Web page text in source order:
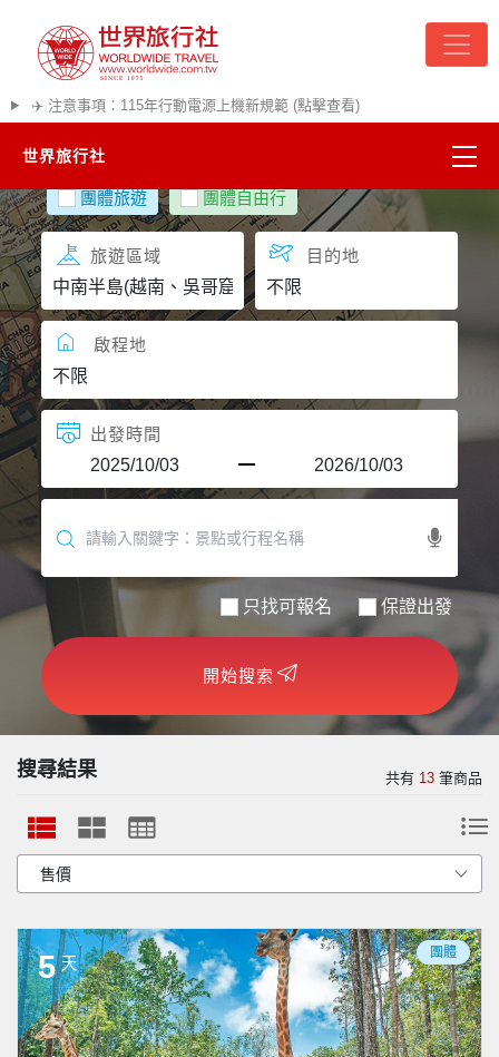
✈️ 注意事項：115年行動電源上機新規範 (點擊查看)
世界旅行社
精彩越南
熱門韓國
超夯日本
悠遊美加
遊輪河輪
世界臻旅
中東非洲
歐洲之旅
頂尖世界
二人成行
團體旅遊 團體自由行
旅遊區域 目的地
啟程地
出發時間
只找可報名 保證出發
開始搜索
搜尋結果 共有 13 筆商品
5 天
團體